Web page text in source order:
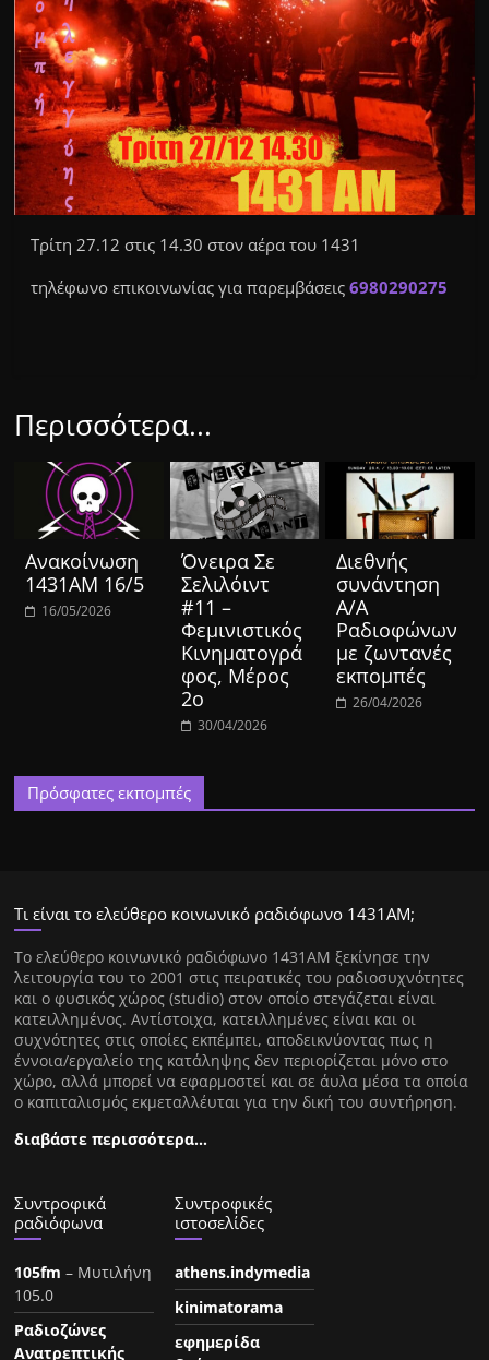
Τρίτη 27.12 στις 14.30 στον αέρα του 1431
τηλέφωνο επικοινωνίας για παρεμβάσεις6980290275
Περισσότερα...
Ανακοίνωση
1431ΑΜ 16/5
16/05/2026
Όνειρα Σε
Σελιλόιντ
#11 –
Φεμινιστικός
Κινηματογρά
φος, Μέρος
2ο
30/04/2026
Διεθνής
συνάντηση
Α/Α
Ραδιοφώνων
με ζωντανές
εκπομπές
26/04/2026
Πρόσφατες εκπομπές
Τι είναι το ελεύθερο κοινωνικό ραδιόφωνο 1431ΑΜ;
Tο ελεύθερο κοινωνικό ραδιόφωνο 1431AM ξεκίνησε την
λειτουργία του το 2001 στις πειρατικές του ραδιοσυχνότητες
και ο φυσικός χώρος (studio) στον οποίο στεγάζεται είναι
κατειλλημένος. Αντίστοιχα, κατειλλημένες είναι και οι
συχνότητες στις οποίες εκπέμπει, αποδεικνύοντας πως η
έννοια/εργαλείο της κατάληψης δεν περιορίζεται μόνο στο
χώρο, αλλά μπορεί να εφαρμοστεί και σε άυλα μέσα τα οποία
ο καπιταλισμός εκμεταλλέυται για την δική του συντήρηση.
διαβάστε περισσότερα…
Συντροφικά
ραδιόφωνα
105fm – Μυτιλήνη
105.0
Ραδιοζώνες
Ανατρεπτικής
Συντροφικές
ιστοσελίδες
athens.indymedia
kinimatorama
εφημερίδα